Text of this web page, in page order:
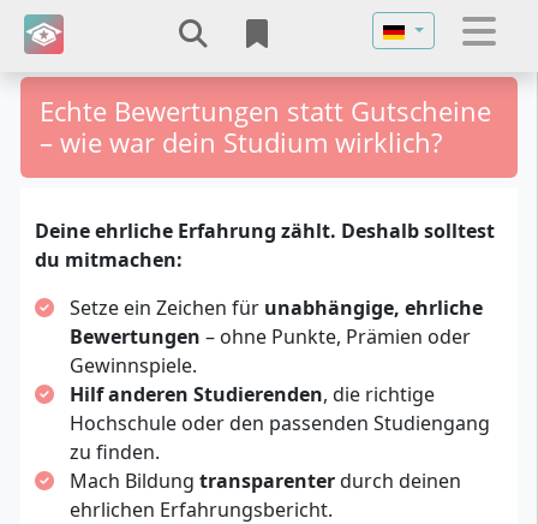
Sprache
Echte Bewertungen statt Gutscheine
– wie war dein Studium wirklich?
Deine ehrliche Erfahrung zählt. Deshalb solltest
du mitmachen:
Setze ein Zeichen für unabhängige, ehrliche
Bewertungen – ohne Punkte, Prämien oder
Gewinnspiele.
Hilf anderen Studierenden, die richtige
Hochschule oder den passenden Studiengang
zu finden.
Mach Bildung transparenterdurch deinen
ehrlichen Erfahrungsbericht.